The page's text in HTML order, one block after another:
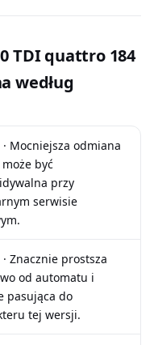
TDI quattro 184
według
· Mocniejsza odmiana
może być
przy
serwisie
· Znacznie prostsza
od automatu i
pasująca do
tej wersji.